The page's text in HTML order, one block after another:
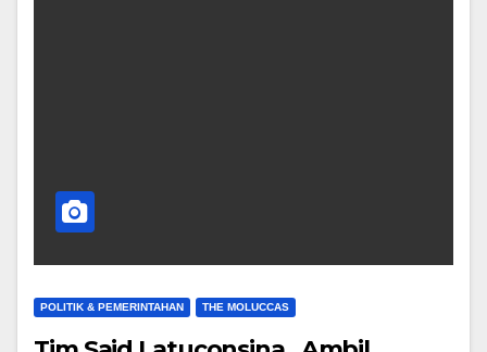
POLITIK & PEMERINTAHAN THE MOLUCCAS